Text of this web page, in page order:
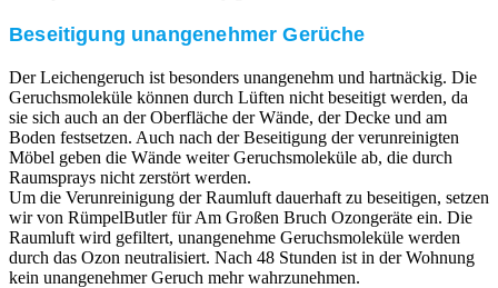
Beseitigung unangenehmer Gerüche
Der Leichengeruch ist besonders unangenehm und hartnäckig. Die
Geruchsmoleküle können durch Lüften nicht beseitigt werden, da
sie sich auch an der Oberfläche der Wände, der Decke und am
Boden festsetzen. Auch nach der Beseitigung der verunreinigten
Möbel geben die Wände weiter Geruchsmoleküle ab, die durch
Raumsprays nicht zerstört werden.
Um die Verunreinigung der Raumluft dauerhaft zu beseitigen, setzen
wir von RümpelButler für Am Großen Bruch Ozongeräte ein. Die
Raumluft wird gefiltert, unangenehme Geruchsmoleküle werden
durch das Ozon neutralisiert. Nach 48 Stunden ist in der Wohnung
kein unangenehmer Geruch mehr wahrzunehmen.